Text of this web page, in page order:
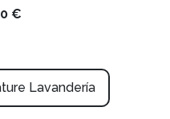
€
Lavandería